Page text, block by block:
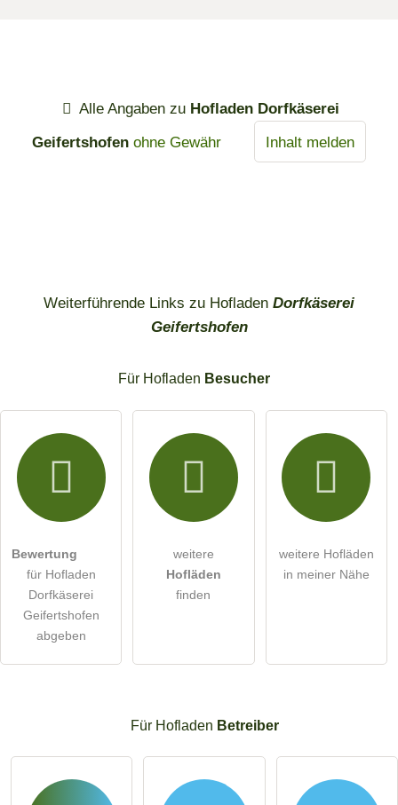
Alle Angaben zu Hofladen Dorfkäserei
Geifertshofen ohne Gewähr Inhalt melden
Weiterführende Links zu Hofladen Dorfkäserei
Geifertshofen
Für Hofladen Besucher
Bewertung
für Hofladen
Dorfkäserei
Geifertshofen
abgeben
weitere
Hofläden
finden
weitere Hofläden
in meiner Nähe
Für Hofladen Betreiber